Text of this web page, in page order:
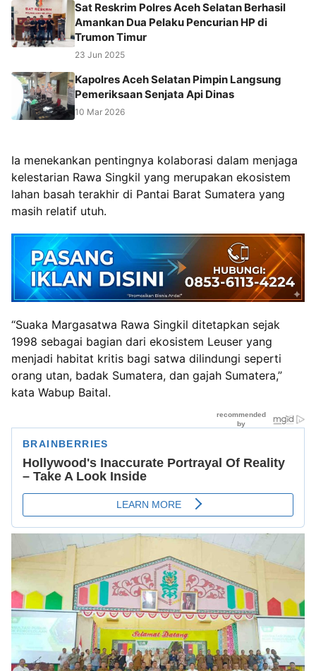
Sat Reskrim Polres Aceh Selatan Berhasil
Amankan Dua Pelaku Pencurian HP di
Trumon Timur
23 Jun 2025
Kapolres Aceh Selatan Pimpin Langsung
Pemeriksaan Senjata Api Dinas
10 Mar 2026
Ia menekankan pentingnya kolaborasi dalam menjaga
kelestarian Rawa Singkil yang merupakan ekosistem
lahan basah terakhir di Pantai Barat Sumatera yang
masih relatif utuh.
“Suaka Margasatwa Rawa Singkil ditetapkan sejak
1998 sebagai bagian dari ekosistem Leuser yang
menjadi habitat kritis bagi satwa dilindungi seperti
orang utan, badak Sumatera, dan gajah Sumatera,”
kata Wabup Baital.